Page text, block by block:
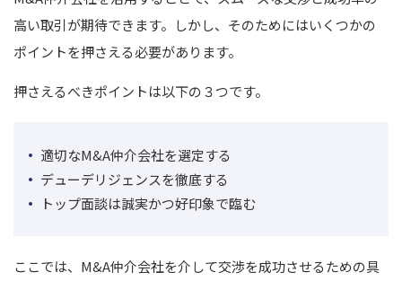
高い取引が期待できます。しかし、そのためにはいくつかの
ポイントを押さえる必要があります。
押さえるべきポイントは以下の３つです。
適切なM&A仲介会社を選定する
デューデリジェンスを徹底する
トップ面談は誠実かつ好印象で臨む
ここでは、M&A仲介会社を介して交渉を成功させるための具